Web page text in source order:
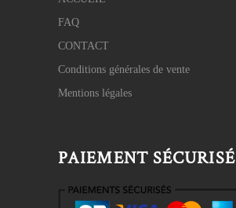
FAQ
CONTACT
Conditions générales de vente
Mentions légales
PAIEMENT SÉCURISÉ